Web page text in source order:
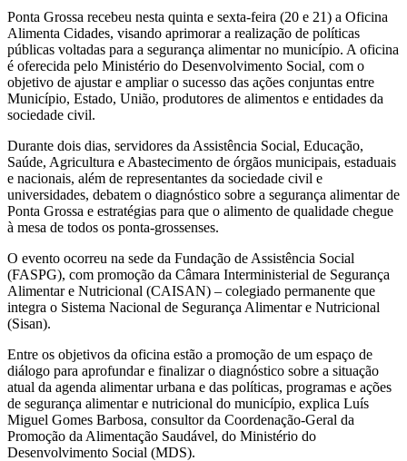
Ponta Grossa recebeu nesta quinta e sexta-feira (20 e 21) a Oficina
Alimenta Cidades, visando aprimorar a realização de políticas
públicas voltadas para a segurança alimentar no município. A oficina
é oferecida pelo Ministério do Desenvolvimento Social, com o
objetivo de ajustar e ampliar o sucesso das ações conjuntas entre
Município, Estado, União, produtores de alimentos e entidades da
sociedade civil.
Durante dois dias, servidores da Assistência Social, Educação,
Saúde, Agricultura e Abastecimento de órgãos municipais, estaduais
e nacionais, além de representantes da sociedade civil e
universidades, debatem o diagnóstico sobre a segurança alimentar de
Ponta Grossa e estratégias para que o alimento de qualidade chegue
à mesa de todos os ponta-grossenses.
O evento ocorreu na sede da Fundação de Assistência Social
(FASPG), com promoção da Câmara Interministerial de Segurança
Alimentar e Nutricional (CAISAN) – colegiado permanente que
integra o Sistema Nacional de Segurança Alimentar e Nutricional
(Sisan).
Entre os objetivos da oficina estão a promoção de um espaço de
diálogo para aprofundar e finalizar o diagnóstico sobre a situação
atual da agenda alimentar urbana e das políticas, programas e ações
de segurança alimentar e nutricional do município, explica Luís
Miguel Gomes Barbosa, consultor da Coordenação-Geral da
Promoção da Alimentação Saudável, do Ministério do
Desenvolvimento Social (MDS).